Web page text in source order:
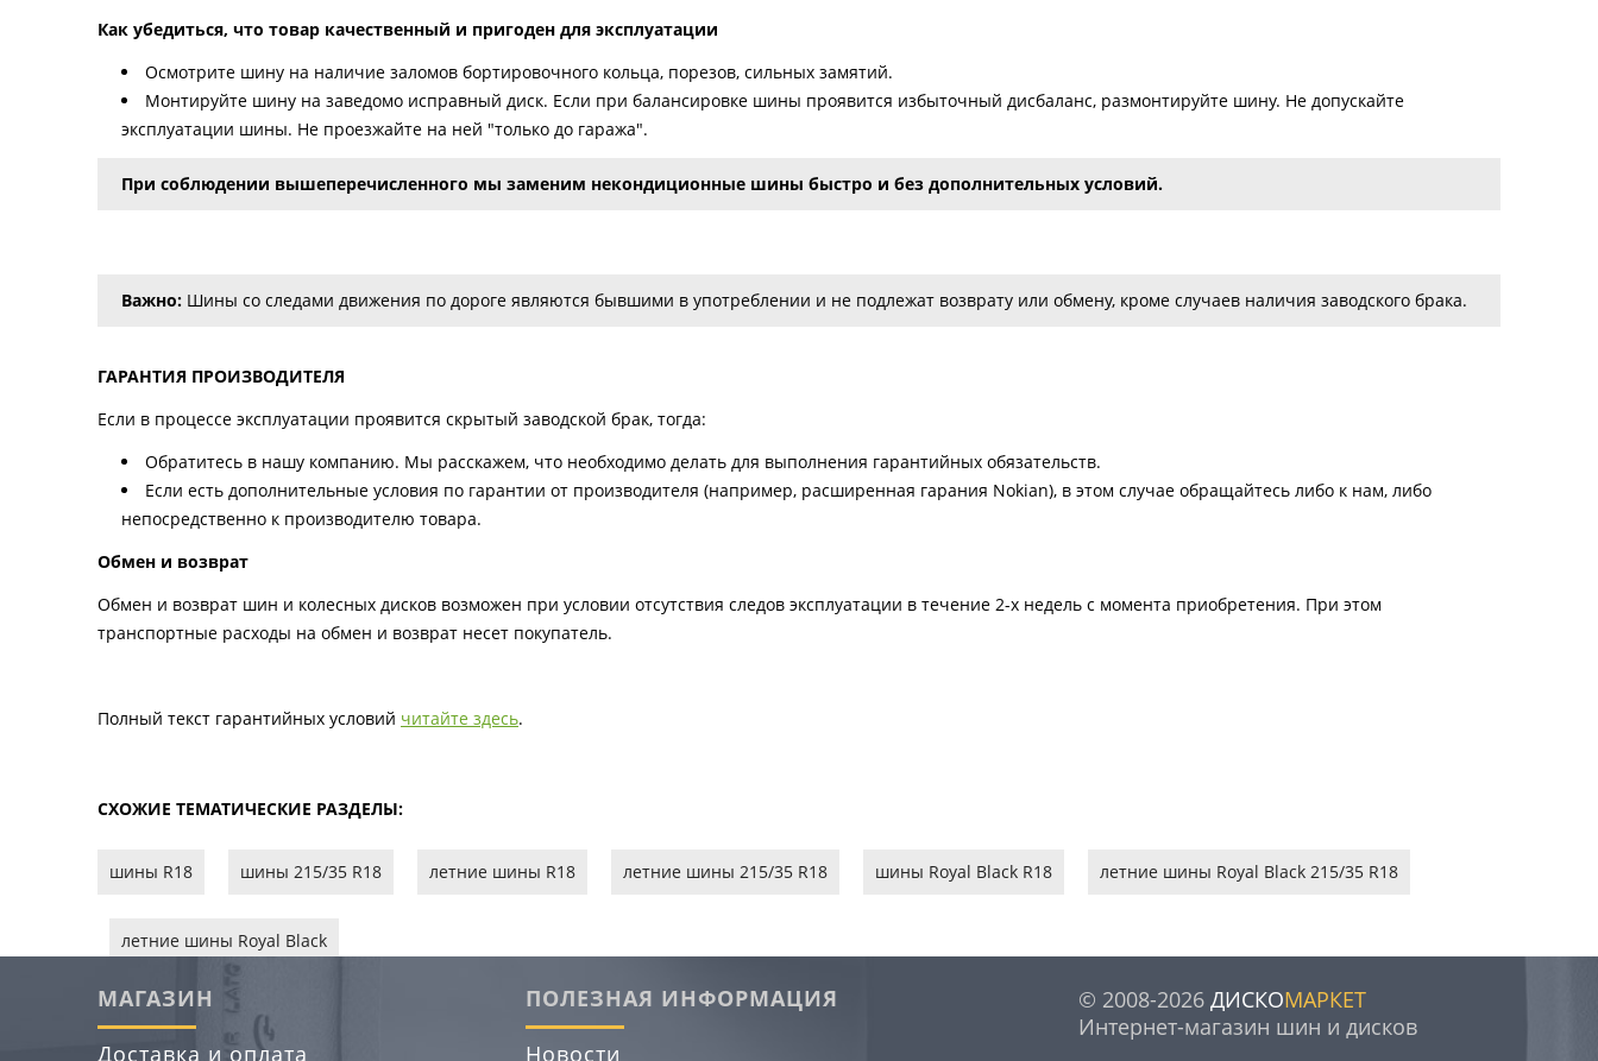
Как убедиться, что товар качественный и пригоден для эксплуатации
Осмотрите шину на наличие заломов бортировочного кольца, порезов, сильных замятий.
Монтируйте шину на заведомо исправный диск. Если при балансировке шины проявится избыточный дисбаланс, размонтируйте шину. Не допускайте
эксплуатации шины. Не проезжайте на ней "только до гаража".
При соблюдении вышеперечисленного мы заменим некондиционные шины быстро и без дополнительных условий.
Важно: Шины со следами движения по дороге являются бывшими в употреблении и не подлежат возврату или обмену, кроме случаев наличия заводского брака.
ГАРАНТИЯ ПРОИЗВОДИТЕЛЯ
Если в процессе эксплуатации проявится скрытый заводской брак, тогда:
Обратитесь в нашу компанию. Мы расскажем, что необходимо делать для выполнения гарантийных обязательств.
Если есть дополнительные условия по гарантии от производителя (например, расширенная гарания Nokian), в этом случае обращайтесь либо к нам, либо
непосредственно к производителю товара.
Обмен и возврат
Обмен и возврат шин и колесных дисков возможен при условии отсутствия следов эксплуатации в течение 2-х недель с момента приобретения. При этом
транспортные расходы на обмен и возврат несет покупатель.
Полный текст гарантийных условий читайте здесь.
СХОЖИЕ ТЕМАТИЧЕСКИЕ РАЗДЕЛЫ:
шины R18 шины 215/35 R18 летние шины R18 летние шины 215/35 R18 шины Royal Black R18 летние шины Royal Black 215/35 R18
летние шины Royal Black
МАГАЗИН
Доставка и оплата
ПОЛЕЗНАЯ ИНФОРМАЦИЯ
Новости
© 2008-2026 ДИСКОМАРКЕТ
Интернет-магазин шин и дисков